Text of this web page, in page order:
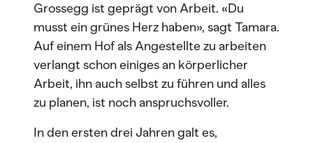
Grossegg ist geprägt von Arbeit. «Du
musst ein grünes Herz haben», sagt Tamara.
Auf einem Hof als Angestellte zu arbeiten
verlangt schon einiges an körperlicher
Arbeit, ihn auch selbst zu führen und alles
zu planen, ist noch anspruchsvoller.
In den ersten drei Jahren galt es,